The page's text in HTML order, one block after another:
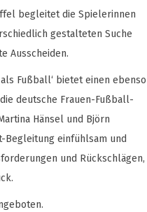
begleitet die Spielerinnen
gestalteten Suche
Ausscheiden.
Fußball‘ bietet einen ebenso
deutsche Frauen-Fußball-
Hänsel und Björn
Begleitung einfühlsam und
und Rückschlägen,